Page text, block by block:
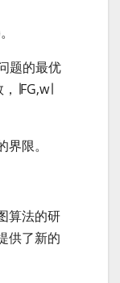
题的最优
∣FG,w∣
限。
算法的研
供了新的